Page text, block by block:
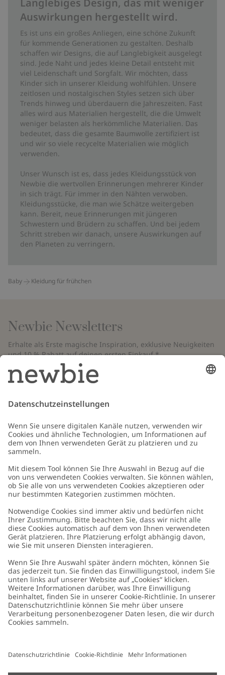
Langlebiges Design, das mit weniger
Auswirkungen hergestellt wird.
Es ist uns ein großes Anliegen, eine schöne Zukunft
für kommende Generationen zu gestalten. Deshalb
schaffen wir Designs, die auf Langlebigkeit ausgelegt
sind. Jede Naht und jedes kleine Detail entsteht mit
viel Leidenschaft und Sorgfalt. Wir möchten, dass
Kinder sich in unserer Kleidung wohlfühlen. Unsere
zeitlosen und nostalgischen Styles setzen sich über
Trends hinweg und überdauern die Jahreszeiten. Fast
alles wird aus Materialien hergestellt, die die Umwelt
weniger belasten als herkömmliche Materialien. Das
bedeutet, dass die gesamte Baumwolle zertifiziert ist
und wir so viele recycelte Materialien wie möglich
verwenden.
Unser Wunsch ist es, dass jedes Kleidungsstück von
Newbie die wertvollen Erinnerungen mehrerer Kinder
in sich trägt. Für immer in den Nähten verwoben.
Kleidungsstücke, die man wie Schätze weitergeben
kann. Bereit, neue Erinnerungen mit jüngeren
Schwestern und Brüdern zu schaffen. Und bei jedem
Schritt streben wir danach, unsere Auswirkungen auf
den Planeten zu verringern.
Baby Kleidung für frühchen
Newbie Newsletters
Erhalte als Erste magische Inspiration, exklusive Neuigkeiten
und 10 % Rabatt auf deinen ersten Einkauf.*
*Gilt nur für deine erste Bestellung und ist nicht mit anderen Rabatten
oder Angeboten kombinierbar. Gilt nicht für limitierte Artikel. Bitte
überprüfe deinen Spam-Ordner. Lies unsere
Schicken
Kundenservice
Kontaktieren Sie uns
FAQ
Barrierefreiheit
Datenschutzrichtlinie
Cookie-Richtlinie
Über uns
Über Newbie
Nachhaltigkeit
Impressum
Presse
Germany Standort ändern
Cookies